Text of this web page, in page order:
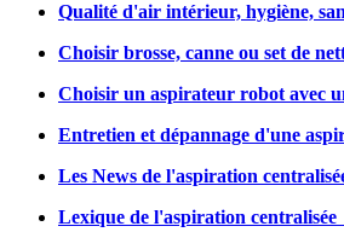
Qualité d'air intérieur, hygiène,
Choisir brosse, canne ou set de
Choisir un aspirateur robot avec
Entretien et dépannage d'une
Les News de l'aspiration
Lexique de l'aspiration centralisée